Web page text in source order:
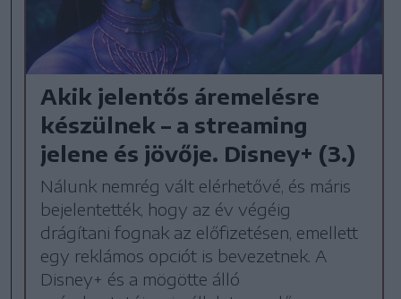
Akik jelentős áremelésre
készülnek – a streaming
jelene és jövője. Disney+ (3.)
Nálunk nemrég vált elérhetővé, és máris
bejelentették, hogy az év végéig
drágítani fognak az előfizetésen, emellett
egy reklámos opciót is bevezetnek. A
Disney+ és a mögötte álló